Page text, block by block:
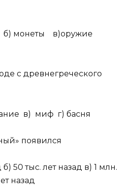
б) монеты в)оружие
с древнегреческого
в) миф г) басня
появился
50 тыс. лет назад в) 1 млн.
назад